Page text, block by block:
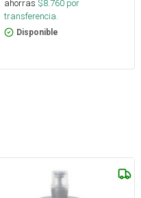
ahorras $8.760 por
transferencia.
Disponible